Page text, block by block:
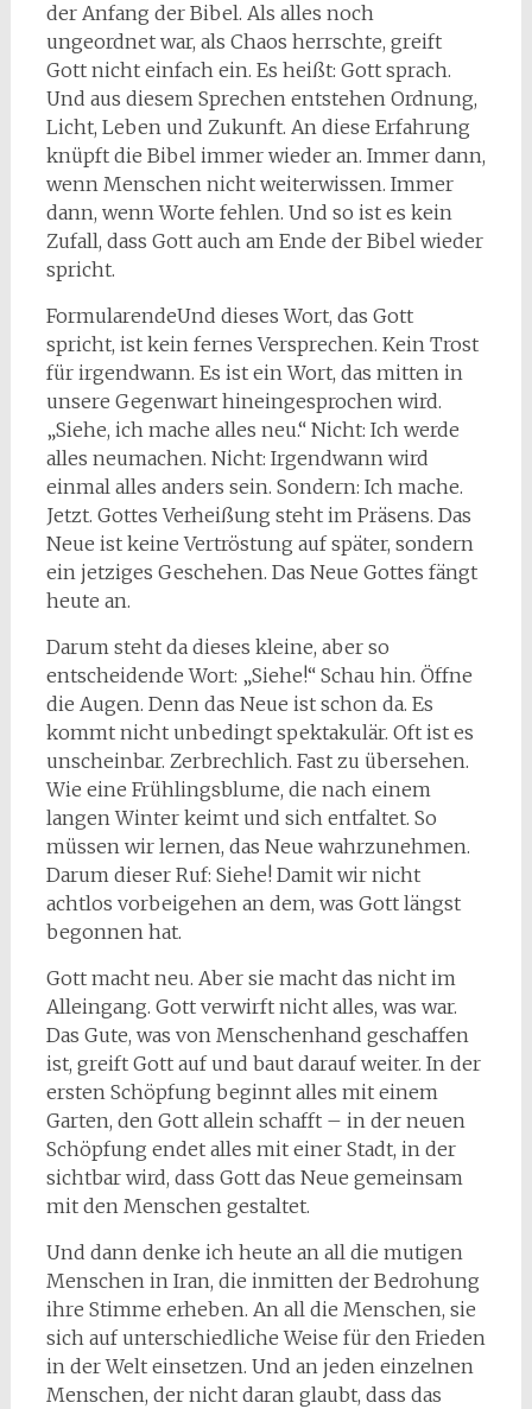
der Anfang der Bibel. Als alles noch
ungeordnet war, als Chaos herrschte, greift
Gott nicht einfach ein. Es heißt: Gott sprach.
Und aus diesem Sprechen entstehen Ordnung,
Licht, Leben und Zukunft. An diese Erfahrung
knüpft die Bibel immer wieder an. Immer dann,
wenn Menschen nicht weiterwissen. Immer
dann, wenn Worte fehlen. Und so ist es kein
Zufall, dass Gott auch am Ende der Bibel wieder
spricht.
FormularendeUnd dieses Wort, das Gott
spricht, ist kein fernes Versprechen. Kein Trost
für irgendwann. Es ist ein Wort, das mitten in
unsere Gegenwart hineingesprochen wird.
„Siehe, ich mache alles neu.“ Nicht: Ich werde
alles neumachen. Nicht: Irgendwann wird
einmal alles anders sein. Sondern: Ich mache.
Jetzt. Gottes Verheißung steht im Präsens. Das
Neue ist keine Vertröstung auf später, sondern
ein jetziges Geschehen. Das Neue Gottes fängt
heute an.
Darum steht da dieses kleine, aber so
entscheidende Wort: „Siehe!“ Schau hin. Öffne
die Augen. Denn das Neue ist schon da. Es
kommt nicht unbedingt spektakulär. Oft ist es
unscheinbar. Zerbrechlich. Fast zu übersehen.
Wie eine Frühlingsblume, die nach einem
langen Winter keimt und sich entfaltet. So
müssen wir lernen, das Neue wahrzunehmen.
Darum dieser Ruf: Siehe! Damit wir nicht
achtlos vorbeigehen an dem, was Gott längst
begonnen hat.
Gott macht neu. Aber sie macht das nicht im
Alleingang. Gott verwirft nicht alles, was war.
Das Gute, was von Menschenhand geschaffen
ist, greift Gott auf und baut darauf weiter. In der
ersten Schöpfung beginnt alles mit einem
Garten, den Gott allein schafft – in der neuen
Schöpfung endet alles mit einer Stadt, in der
sichtbar wird, dass Gott das Neue gemeinsam
mit den Menschen gestaltet.
Und dann denke ich heute an all die mutigen
Menschen in Iran, die inmitten der Bedrohung
ihre Stimme erheben. An all die Menschen, sie
sich auf unterschiedliche Weise für den Frieden
in der Welt einsetzen. Und an jeden einzelnen
Menschen, der nicht daran glaubt, dass das